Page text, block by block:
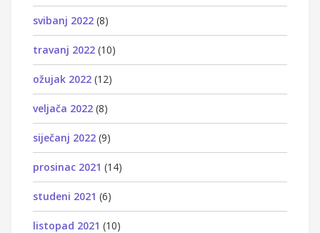
svibanj 2022 (8)
travanj 2022 (10)
ožujak 2022 (12)
veljača 2022 (8)
siječanj 2022 (9)
prosinac 2021 (14)
studeni 2021 (6)
listopad 2021 (10)